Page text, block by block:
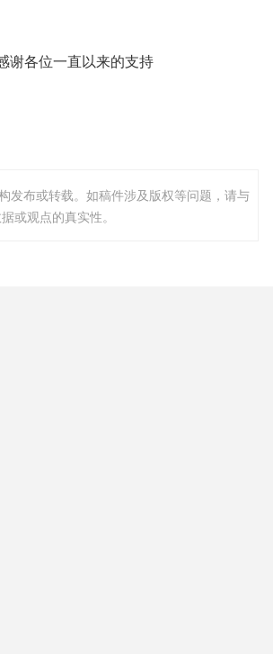
各位一直以来的支持
发布或转载。如稿件涉及版权等问题，请与
或观点的真实性。